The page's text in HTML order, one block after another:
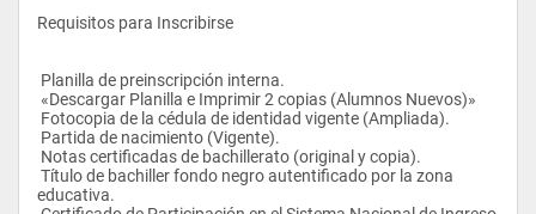
12E52-05 Literatura Infantil 3 12D44-01
12E53-05 Exp. Plást. Niño en Edad Pre-Escolar 3 12D41-01 /
12B28-01
12E55-05 Practica Profesional III 5 12D46-01
12E5512F62-01
12F62-06 Práctica Profesional IV 5 12E55-05
12F63-06 Electiva: Redacción y Ortografía 2 95 créditos aprob
12F64-06 Electiva: Folklore
Requisitos para Inscribirse
Planilla de preinscripción interna.
«Descargar Planilla e Imprimir 2 copias (Alumnos Nuevos)»
Fotocopia de la cédula de identidad vigente (Ampliada).
Partida de nacimiento (Vigente).
Notas certificadas de bachillerato (original y copia).
educativa.